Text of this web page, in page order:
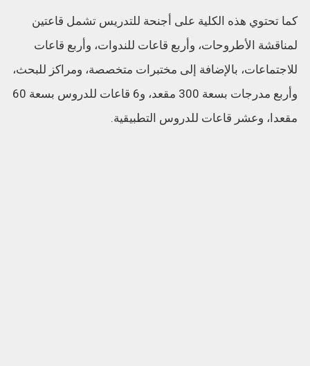
كما تحتوي هذه الكلية على أجنحة للتدريس تشمل قاعتين
لمناقشة الأطروحات، وأربع قاعات للندوات، وأربع قاعات
للاجتماعات، بالإضافة إلى مختبرات متخصصة، ومراكز للبحث،
وأربع مدرجات بسعة 300 مقعد، و6 قاعات للدروس بسعة 60
مقعدا، وعشر قاعات للدروس التطبيقية.